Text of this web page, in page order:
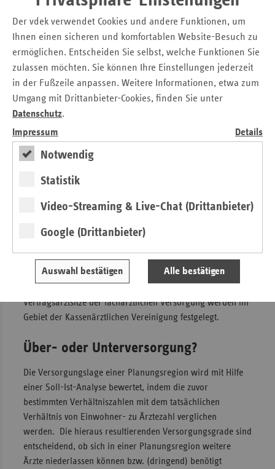
Der vdek verwendet Cookies und andere Funktionen, um
Ihnen einen sicheren und komfortablen Website-Besuch zu
ermöglichen. Entscheiden Sie selbst, welche Funktionen Sie
zulassen möchten. Sie können Ihre Einstellungen jederzeit
in der Fußzeile anpassen. Weitere Informationen, etwa zum
Umgang mit Drittanbieter-Cookies, finden Sie unter
Datenschutz.
Impressum
Details
Notwendig
Statistik
Video-Streaming & Live-Chat (Drittanbieter)
Google (Drittanbieter)
Auswahl bestätigen Alle bestätigen
allgemeine fachärztliche Versorgung (z. B.
Kinderärzte, Gynäkologen, Augenärzte, Chirurgen),
spezialisierte fachärztliche Versorgung (z. B.
Radiologen, Anästhesisten) und
gesonderte fachärztliche Versorgung (z. B.
Nuklearmediziner, Strahlentherapeuten).
Die Planungsregionen
Die Versorgungsebene einer Arztgruppe ist
ausschlaggebend für deren Planungsregion: Die kleinste
entspricht beispielsweise einer kleineren Stadt und deren
ländliches Umland. Hier werden Hausärzte geplant, denn
sie sollen möglichst wohnortnah für die Bevölkerung
erreichbar sein. Für die allgemeine fachärztliche
Städte als räumlicher Planungsmaßstab. Die spezialisierte
fachärztliche Versorgung wird in sogenannten
Vertragsarztsitze der fachärztlichen Versorgung werden im
Gebiet der Kassenärztlichen Vereinigung festgelegt.
Über- oder Unterversorgung?
Die Versorgungslage einer Planungsregion wird mit Hilfe
einer Soll-Ist-Analyse bewertet, indem die zuvor
bestimmten Verhältniszahlen mit dem tatsächlichen
Verhältnis von Einwohner- zu Ärztezahl verglichen
werden. Die hieraus resultierenden Versorgungsgrade sind
entscheidend, ob sich in einer Planungsregion weitere
Ärzte niederlassen können bzw. (dringend) benötigt